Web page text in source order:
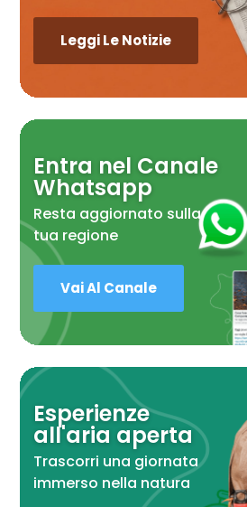
Leggi Le Notizie
Entra nel Canale
Whatsapp
Resta aggiornato sulla
tua regione
Vai Al Canale
Esperienze
all'aria aperta
Trascorri una giornata
immerso nella natura